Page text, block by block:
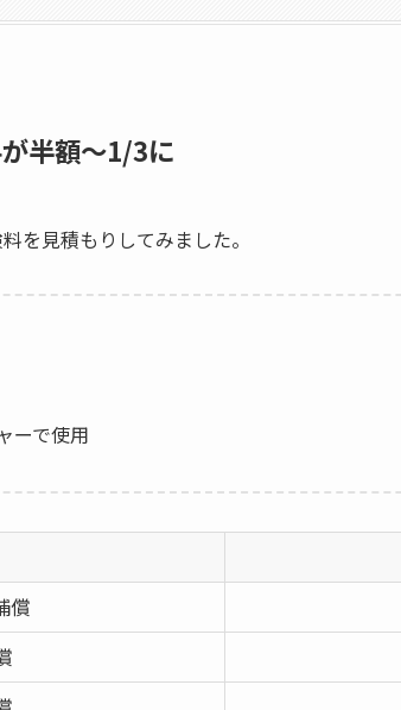
半額～1/3に
を見積もりしてみました。
ーで使用
償